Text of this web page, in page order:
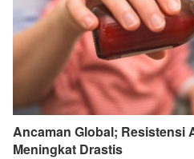
Ancaman Global; Resistensi
Meningkat Drastis